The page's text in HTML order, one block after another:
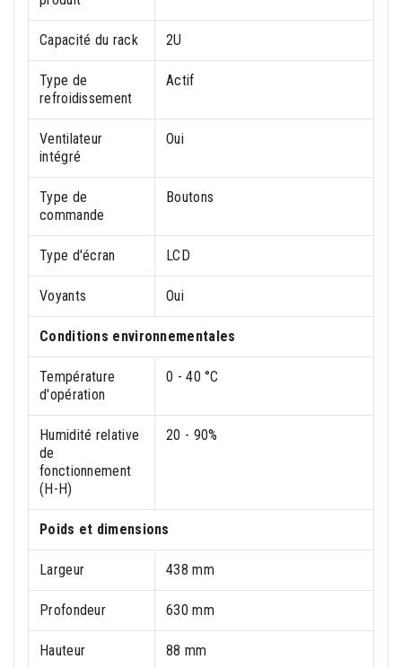
Capacité du rack 2U
Type de
refroidissement
Actif
Ventilateur
intégré
Oui
Type de
commande
Boutons
Type d'écran LCD
Voyants Oui
Conditions environnementales
Température
d'opération
0 - 40 °C
Humidité relative
de
fonctionnement
(H-H)
20 - 90%
Poids et dimensions
Largeur 438 mm
Profondeur 630 mm
Hauteur 88 mm